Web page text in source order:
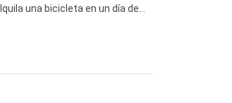
una bicicleta en un día de